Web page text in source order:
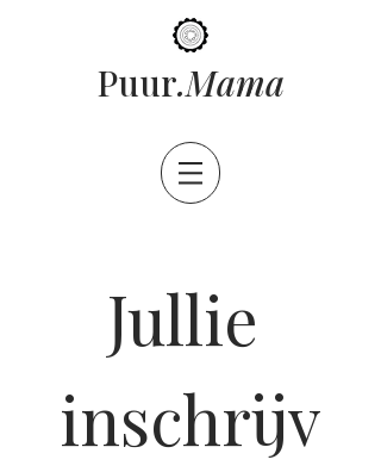
Puur.Mama
Jullie
inschrijv